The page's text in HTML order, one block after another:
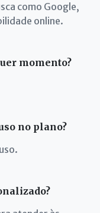
como Google,
online.
momento?
no plano?